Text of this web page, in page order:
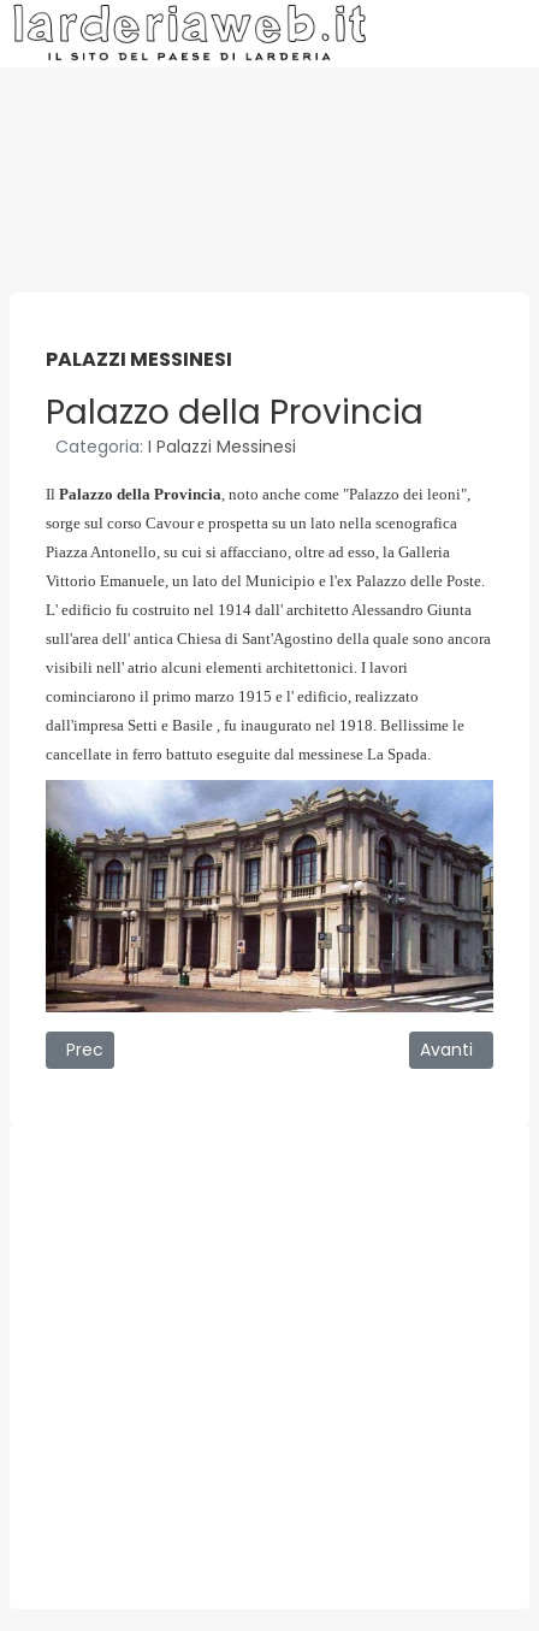
PALAZZI MESSINESI
Palazzo della Provincia
Categoria: I Palazzi Messinesi
Il Palazzo della Provincia, noto anche come "Palazzo dei leoni",
sorge sul corso Cavour e prospetta su un lato nella scenografica
Piazza Antonello, su cui si affacciano, oltre ad esso, la Galleria
Vittorio Emanuele, un lato del Municipio e l'ex Palazzo delle Poste.
L' edificio fu costruito nel 1914 dall' architetto Alessandro Giunta
sull'area dell' antica Chiesa di Sant'Agostino della quale sono ancora
visibili nell' atrio alcuni elementi architettonici. I lavori
cominciarono il primo marzo 1915 e l' edificio, realizzato
dall'impresa Setti e Basile , fu inaugurato nel 1918. Bellissime le
cancellate in ferro battuto eseguite dal messinese La Spada.
Articolo precedente: Palazzo della Stazione
Prec Articolo
Avanti